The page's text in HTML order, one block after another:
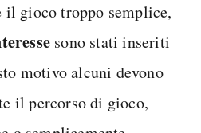
il gioco troppo semplice,
sono stati inseriti
motivo alcuni devono
il percorso di gioco,